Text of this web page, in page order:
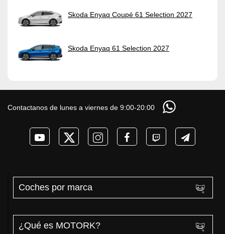
Skoda Enyaq Coupé 61 Selection 2027
Skoda Enyaq 61 Selection 2027
Contactanos de lunes a viernes de 9:00-20:00
Coches por marca
¿Qué es MOTORK?